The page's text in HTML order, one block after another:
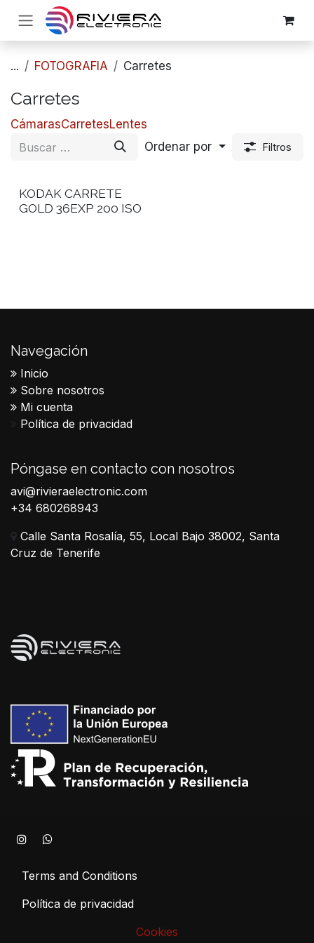
Ir al contenido
... FOTOGRAFIA Carretes
Carretes
CámarasCarretes​Lentes
Ordenar por
Filtros
KODAK CARRETE
GOLD 36EXP 200 ISO
Navegación
Inicio
Sobre nosotros
Mi cuenta
Política de privacidad
Póngase en contacto con nosotros
avi@rivieraelectronic.com
+34 680268943
Calle Santa Rosalía, 55, Local Bajo 38002, Santa
Cruz de Tenerife
Terms and Conditions
Política de privacidad
Cookies